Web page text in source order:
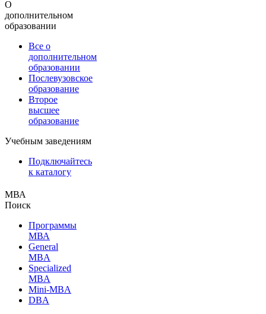
О
дополнительном
образовании
Все о
дополнительном
образовании
Послевузовское
образование
Второе
высшее
образование
Учебным заведениям
Подключайтесь
к каталогу
МВА
Поиск
Программы
МВА
General
MBA
Specialized
MBA
Mini-MBA
DBA